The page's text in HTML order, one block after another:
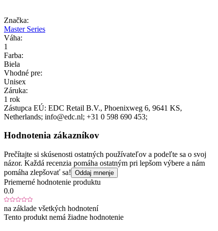
Značka:
Master Series
Váha:
1
Farba:
Biela
Vhodné pre:
Unisex
Záruka:
1 rok
Zástupca EÚ: EDC Retail B.V., Phoenixweg 6, 9641 KS,
Netherlands; info@edc.nl; +31 0 598 690 453;
Hodnotenia zákazníkov
Prečítajte si skúsenosti ostatných používateľov a podeľte sa o svoj
názor. Každá recenzia pomáha ostatným pri lepšom výbere a nám
pomáha zlepšovať sa! Oddaj mnenje
Priemerné hodnotenie produktu
0.0
na základe všetkých hodnotení
Tento produkt nemá žiadne hodnotenie